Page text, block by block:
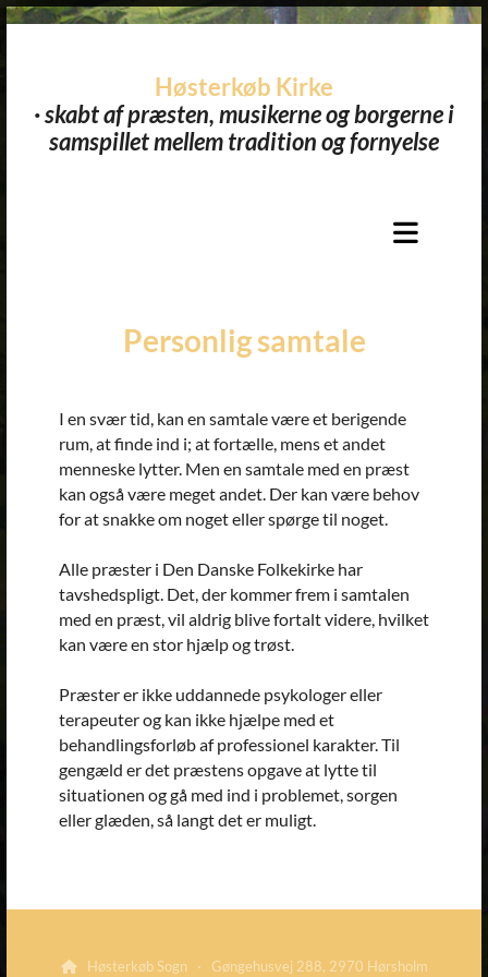
Høsterkøb Kirke
· skabt af præsten, musikerne og borgerne i
samspillet mellem tradition og fornyelse​
Personlig samtale
I en svær tid, kan en samtale være et berigende
rum, at finde ind i; at fortælle, mens et andet
menneske lytter. Men en samtale med en præst
kan også være meget andet. Der kan være behov
for at snakke om noget eller spørge til noget.
Alle præster i Den Danske Folkekirke har
tavshedspligt. Det, der kommer frem i samtalen
med en præst, vil aldrig blive fortalt videre, hvilket
kan være en stor hjælp og trøst.
Præster er ikke uddannede psykologer eller
terapeuter og kan ikke hjælpe med et
behandlingsforløb af professionel karakter. Til
gengæld er det præstens opgave at lytte til
situationen og gå med ind i problemet, sorgen
eller glæden, så langt det er muligt.
Høsterkøb Sogn · Gøngehusvej 288, 2970 Hørsholm